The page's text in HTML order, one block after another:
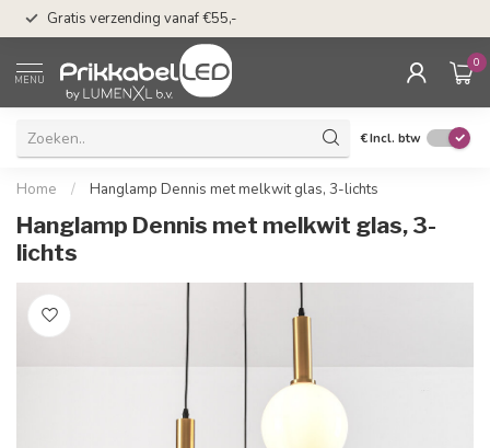
Gratis verzending vanaf €55,-
MENU
0
€Incl. btw
Home / Hanglamp Dennis met melkwit glas, 3-lichts
Hanglamp Dennis met melkwit glas, 3-
lichts